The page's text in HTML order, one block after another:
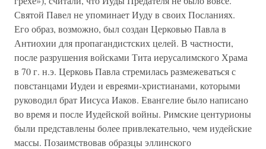
Святой Павел не упоминает Иуду в своих Посланиях.
Его образ, возможно, был создан Церковью Павла в
Антиохии для пропагандистских целей. В частности,
после разрушения войсками Тита иерусалимского Храма
в 70 г. н.э. Церковь Павла стремилась размежеваться с
повстанцами Иудеи и евреями-христианами, которыми
руководил брат Иисуса Иаков. Евангелие было написано
во время и после Иудейской войны. Римские центурионы
были представлены более привлекательно, чем иудейские
массы. Позаимствовав образцы эллинского